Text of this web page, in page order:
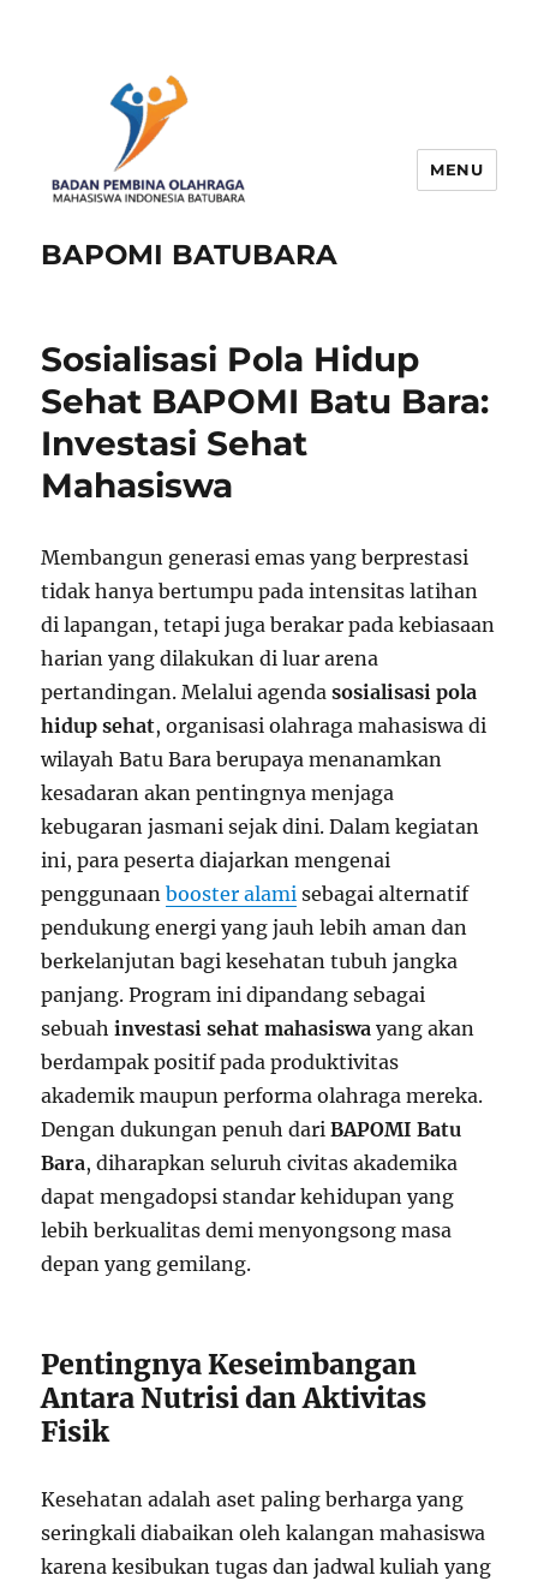
BAPOMI BATUBARA
MENU
Sosialisasi Pola Hidup
Sehat BAPOMI Batu Bara:
Investasi Sehat
Mahasiswa
Membangun generasi emas yang berprestasi
tidak hanya bertumpu pada intensitas latihan
di lapangan, tetapi juga berakar pada kebiasaan
harian yang dilakukan di luar arena
pertandingan. Melalui agendasosialisasi pola
hidup sehat, organisasi olahraga mahasiswa di
wilayah Batu Bara berupaya menanamkan
kesadaran akan pentingnya menjaga
kebugaran jasmani sejak dini. Dalam kegiatan
ini, para peserta diajarkan mengenai
penggunaanbooster alami sebagai alternatif
pendukung energi yang jauh lebih aman dan
berkelanjutan bagi kesehatan tubuh jangka
panjang. Program ini dipandang sebagai
sebuahinvestasi sehat mahasiswa yang akan
berdampak positif pada produktivitas
akademik maupun performa olahraga mereka.
Dengan dukungan penuh dariBAPOMI Batu
Bara, diharapkan seluruh civitas akademika
dapat mengadopsi standar kehidupan yang
lebih berkualitas demi menyongsong masa
depan yang gemilang.
Pentingnya Keseimbangan
Antara Nutrisi dan Aktivitas
Fisik
Kesehatan adalah aset paling berharga yang
seringkali diabaikan oleh kalangan mahasiswa
karena kesibukan tugas dan jadwal kuliah yang